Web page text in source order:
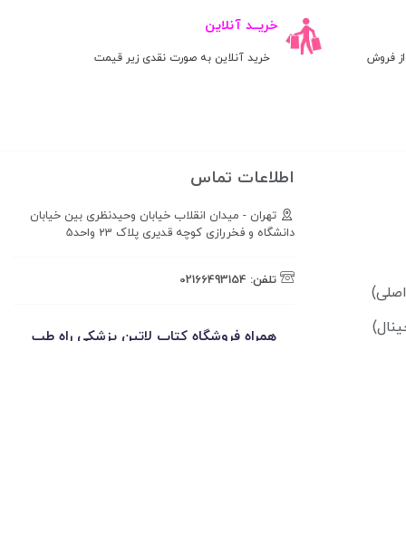
فروش
خریــد آنلاین
خرید آنلاین به صورت نقدی زیر قیمت
اطلاعات تماس
تهران - میدان انقلاب خیابان وحیدنظری بین خیابان
دانشگاه و فخررازی کوچه قدیری پلاک 23 واحد5
تلفن: 02166493154
همراه فروشگاه کتاب لاتین پزشکی راه طب